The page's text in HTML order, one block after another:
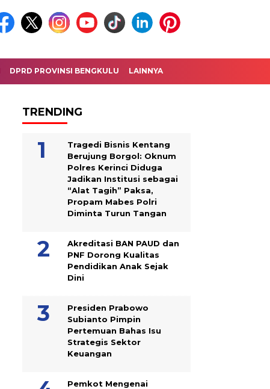
DPRD PROVINSI BENGKULU LAINNYA
TRENDING
Tragedi Bisnis Kentang
Berujung Borgol: Oknum
Polres Kerinci Diduga
Jadikan Institusi sebagai
“Alat Tagih” Paksa,
Propam Mabes Polri
Diminta Turun Tangan
Akreditasi BAN PAUD dan
PNF Dorong Kualitas
Pendidikan Anak Sejak
Dini
Presiden Prabowo
Subianto Pimpin
Pertemuan Bahas Isu
Strategis Sektor
Keuangan
Pemkot Mengenai